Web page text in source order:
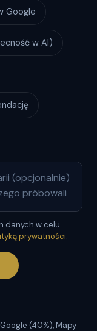
Google
w AI)
danych w celu
prywatności.
(40%), Mapy